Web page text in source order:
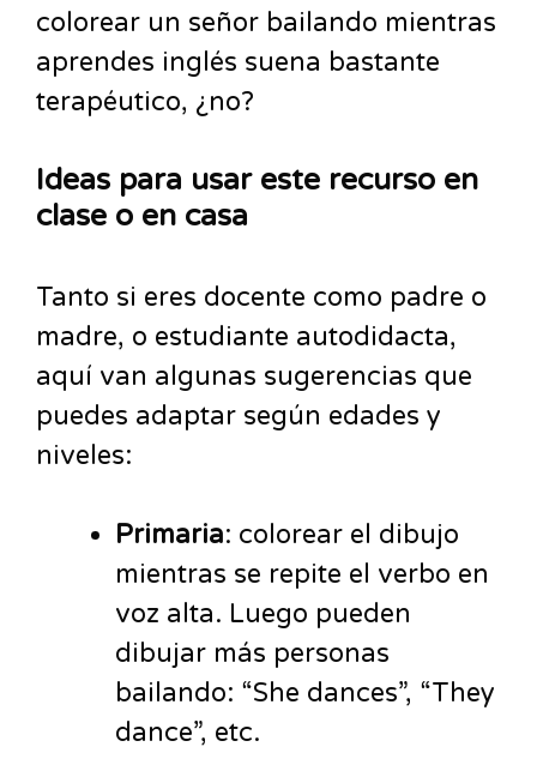
colorear un señor bailando mientras
aprendes inglés suena bastante
terapéutico, ¿no?
Ideas para usar este recurso en
clase o en casa
Tanto si eres docente como padre o
madre, o estudiante autodidacta,
aquí van algunas sugerencias que
puedes adaptar según edades y
niveles:
Primaria: colorear el dibujo
mientras se repite el verbo en
voz alta. Luego pueden
dibujar más personas
bailando: “She dances”, “They
dance”, etc.